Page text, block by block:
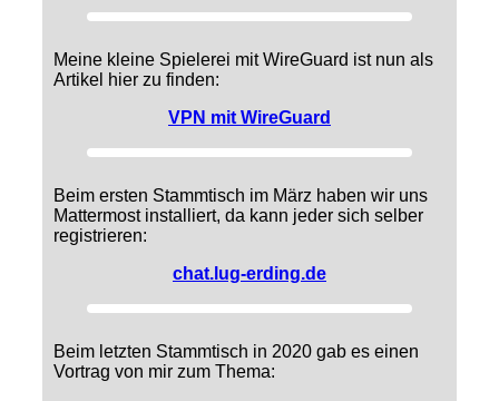
Meine kleine Spielerei mit WireGuard ist nun als
Artikel hier zu finden:
VPN mit WireGuard
Beim ersten Stammtisch im März haben wir uns
Mattermost installiert, da kann jeder sich selber
registrieren:
chat.lug-erding.de
Beim letzten Stammtisch in 2020 gab es einen
Vortrag von mir zum Thema: